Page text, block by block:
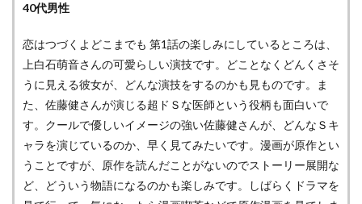
40代男性
恋はつづくよどこまでも 第1話の楽しみにしているところは、
上白石萌音さんの可愛らしい演技です。どことなくどんくさそ
うに見える彼女が、どんな演技をするのかも見ものです。ま
た、佐藤健さんが演じる超ドＳな医師という役柄も面白いで
す。クールで優しいイメージの強い佐藤健さんが、どんなＳキ
ャラを演じているのか、早く見てみたいです。漫画が原作とい
うことですが、原作を読んだことがないのでストーリー展開な
ど、どういう物語になるのかも楽しみです。しばらくドラマを